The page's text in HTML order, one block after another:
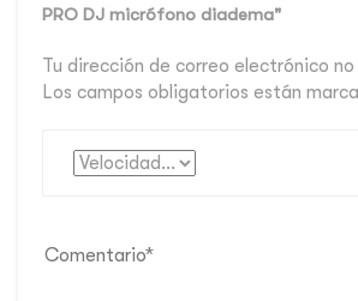
PRO DJ micrófono diadema"
Tu dirección de correo electrónico
Los campos obligatorios están